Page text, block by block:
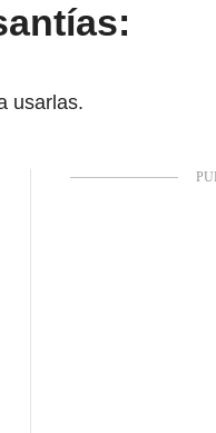
usarlas.